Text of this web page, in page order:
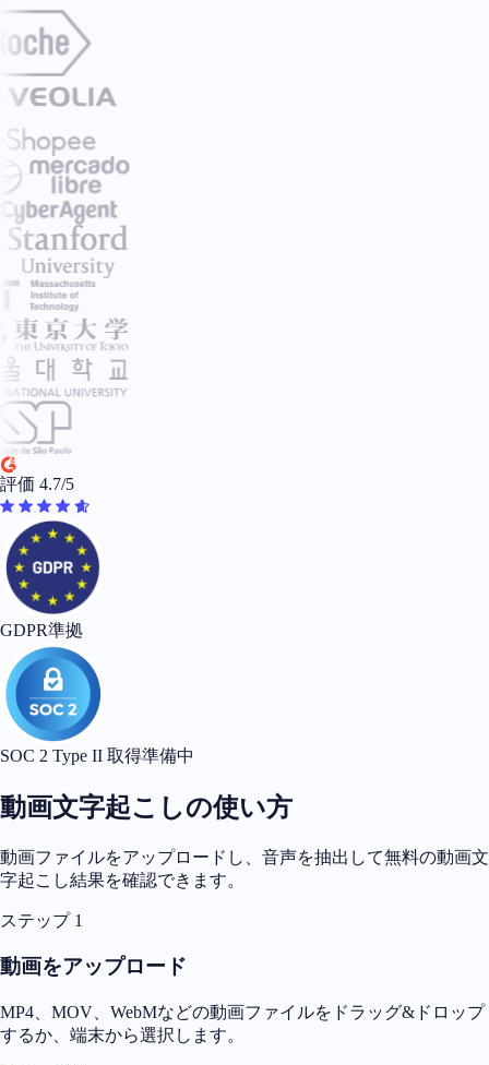
評価 4.7/5
GDPR準拠
SOC 2 Type II 取得準備中
動画文字起こしの使い方
動画ファイルをアップロードし、音声を抽出して無料の動画文
字起こし結果を確認できます。
ステップ 1
動画をアップロード
MP4、MOV、WebMなどの動画ファイルをドラッグ&ドロップ
するか、端末から選択します。